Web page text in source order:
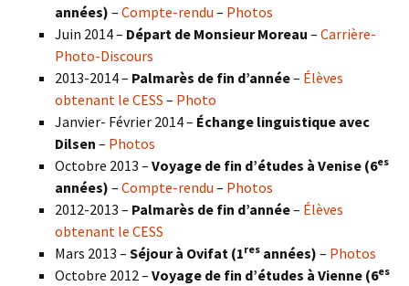
années) – Compte-rendu – Photos
Juin 2014 – Départ de Monsieur Moreau – Carrière-
Photo-Discours
2013-2014 – Palmarès de fin d’année– Élèves
obtenant le CESS – Photo
Janvier- Février 2014 – Échange linguistique avec
Dilsen – Photos
Octobre 2013 – Voyage de fin d’études à Venise (6es
années) – Compte-rendu – Photos
2012-2013 – Palmarès de fin d’année– Élèves
obtenant le CESS
Mars 2013 – Séjour à Ovifat (1res années) – Photos
Octobre 2012 – Voyage de fin d’études à Vienne (6es